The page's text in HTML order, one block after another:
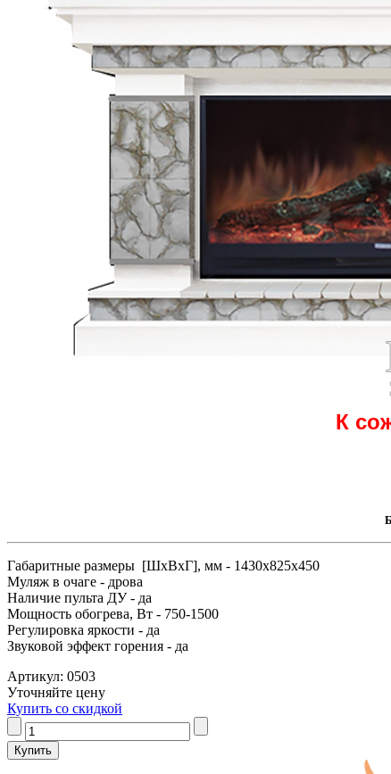
К
Габаритные размеры [ШxВxГ], мм - 1430x825x450
Муляж в очаге - дрова
Наличие пульта ДУ - да
Мощность обогрева, Вт - 750-1500
Регулировка яркости - да
Звуковой эффект горения - да
Артикул: 0503
Уточняйте цену
Купить со скидкой